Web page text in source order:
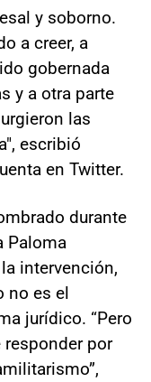
y soborno.
a creer, a
gobernada
y a otra parte
las
escribió
en Twitter.
durante
Paloma
intervención,
no es el
jurídico. “Pero
responder por